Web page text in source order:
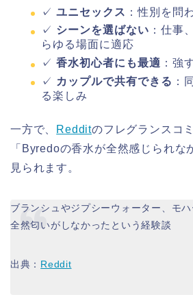
✓ ユニセックス ：性別を問
✓ シーンを選ばない ：仕事
らゆる場面に適応
✓ 香水初心者にも最適 ：強
✓ カップルで共有できる ：
る楽しみ
一方で、 Redditのフレグランスコ
「Byredoの香水が全然感じられな
見られます。
ブランシュやジプシーウォーター、モハ
全然匂いがしなかったという経験談
出典： Reddit